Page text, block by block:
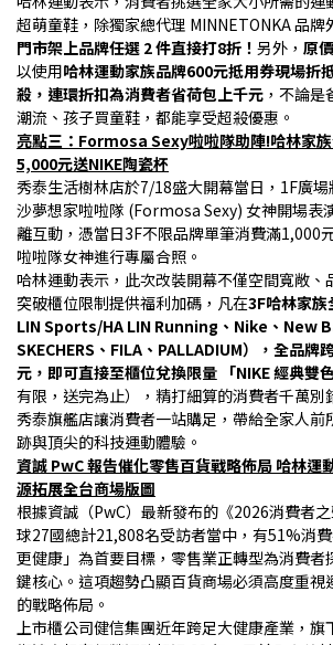
超萌童鞋，除獨家總代理 MINNETONKA 品牌
門市架上品牌任選 2 件直接打8折！ 另外， 原
以使用哈林運動家族品牌600元抵用券現場折
殺，連環折扣為消費者省荷包上千元 ，不論
潮流、孩子買童鞋，都能享受超殺優惠。
亮點三：Formosa Sexy啦啦隊助陣!哈林家
5,000元送NIKE陶瓷杯
秀泰生活樹林店於7/18盛大開幕當日，1F廣
沙夢想家啦啦隊 (Formosa Sexy) 女神開場表
離互動，憑當日3F不限品牌單筆消費滿1,000
啦啦隊女神進行專屬合照。
哈林運動表示，此次改裝開幕不僅空間寬敞、
突破櫃位限制提供福利加碼，凡在3F哈林家
LIN Sports/HA LIN Running、Nike、New
SKECHERS、FILA、PALLADIUM），全品牌
元，即可直接至櫃位兌換限量 「NIKE 經典雙
有限，送完為止），精打細算的消費者千萬別
秀泰旗艦店讓消費者一站購足，帶給全家人前
跡與頂尖的科技運動體驗。
資誠 PwC 報告催化零售百貨戰略佈局 哈林運
源拓展全台商場版圖
根據資誠（PwC）最新發布的《2026消費者
球27國總計21,808名受訪者當中，有51%消
更健康」為首要目標，零售業正轉型為消費者
鍵核心。這項趨勢凸顯百貨商場必須高度重視
的戰略佈局。
上市櫃公司健信集團近年跨足大健康產業，旗